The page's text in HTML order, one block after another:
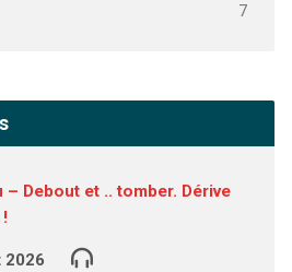
7
– Debout et .. tomber. Dérive
2026